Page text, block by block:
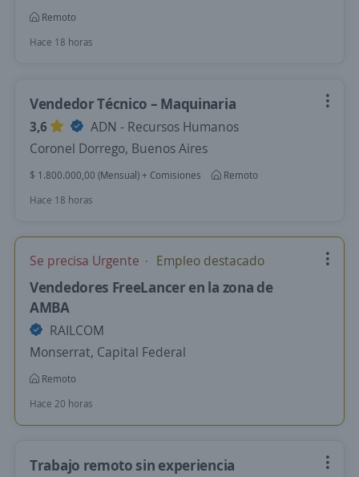
Remoto
Hace 18 horas
Vendedor Técnico – Maquinaria
3,6
ADN - Recursos Humanos
Coronel Dorrego, Buenos Aires
$ 1.800.000,00 (Mensual) + Comisiones
Remoto
Hace 18 horas
Se precisa Urgente Empleo destacado
Vendedores FreeLancer en la zona de
AMBA
RAILCOM
Monserrat, Capital Federal
Remoto
Hace 20 horas
Trabajo remoto sin experiencia